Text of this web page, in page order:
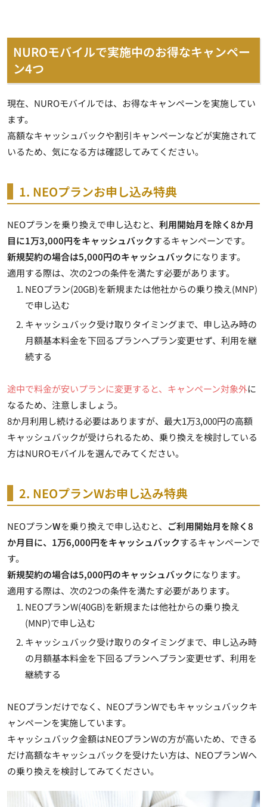
NUROモバイルで実施中のお得なキャンペー
ン4つ
現在、NUROモバイルでは、お得なキャンペーンを実施してい
ます。
高額なキャッシュバックや割引キャンペーンなどが実施されて
いるため、気になる方は確認してみてください。
1. NEOプランお申し込み特典
NEOプランを乗り換え で申し込むと、 利用開始月を除く8か月
目に1万3,000円をキャッシュバックするキャンペーンです。
新規契約の場合は5,000円のキャッシュバックになります。
適用する際は、次の2つの条件を満たす必要があります。
NEOプラン(20GB)を新規または他社からの乗り換え(MNP)
で申し込む
キャッシュバック受け取りタイミングまで、申し込み時の
月額基本料金を下回るプランへプラン変更せず、利用を継
続する
途中で料金が安いプランに変更すると、キャンペーン対象外に
なるため、注意しましょう。
8か月利用し続ける必要はありますが、最大1万3,000円の高額
キャッシュバックが受けられるため、乗り換えを検討している
方はNUROモバイルを選んでみてください。
2. NEOプランWお申し込み特典
NEOプランWを乗り換え で申し込むと、 ご利用開始月を除く8
か月目に、1万6,000円をキャッシュバックするキャンペーンで
す。
新規契約の場合は5,000円のキャッシュバックになります。
適用する際は、次の2つの条件を満たす必要があります。
NEOプランW(40GB)を新規または他社からの乗り換え
(MNP)で申し込む
キャッシュバック受け取りのタイミングまで、申し込み時
の月額基本料金を下回るプランへプラン変更せず、利用を
継続する
NEOプランだけでなく、NEOプランWでもキャッシュバックキ
ャンペーンを実施しています。
キャッシュバック金額はNEOプランWの方が高いため、できる
だけ高額なキャッシュバックを受けたい方は、NEOプランWへ
の乗り換えを検討してみてください。